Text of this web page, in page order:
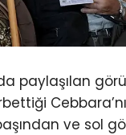
paylaşılan
ve sol